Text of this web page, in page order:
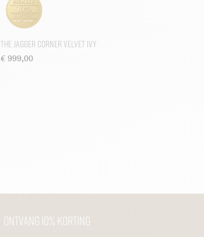
The Jagger Corner Velvet Ivy
€ 999,00
Ontvang 10% korting